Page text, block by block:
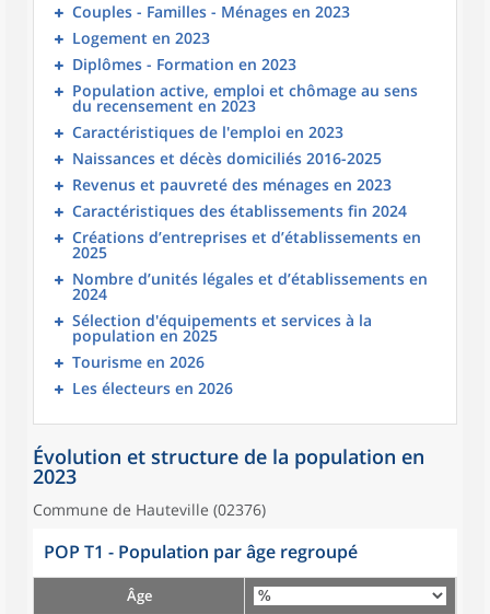
Couples - Familles - Ménages en 2023
Logement en 2023
Diplômes - Formation en 2023
Population active, emploi et chômage au sens
du recensement en 2023
Caractéristiques de l'emploi en 2023
Naissances et décès domiciliés 2016-2025
Revenus et pauvreté des ménages en 2023
Caractéristiques des établissements fin 2024
Créations d’entreprises et d’établissements en
2025
Nombre d’unités légales et d’établissements en
2024
Sélection d'équipements et services à la
population en 2025
Tourisme en 2026
Les électeurs en 2026
Évolution et structure de la population en
2023
Commune de Hauteville (02376)
POP T1 - Population par âge regroupé
Âge